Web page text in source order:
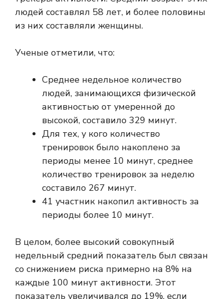
людей составлял 58 лет, и более половины
из них составляли женщины.
Ученые отметили, что:
Среднее недельное количество
людей, занимающихся физической
активностью от умеренной до
высокой, составило 329 минут.
Для тех, у кого количество
тренировок было накоплено за
периоды менее 10 минут, среднее
количество тренировок за неделю
составило 267 минут.
41 участник накопил активность за
периоды более 10 минут.
В целом, более высокий совокупный
недельный средний показатель был связан
со снижением риска примерно на 8% на
каждые 100 минут активности. Этот
показатель увеличивался до 19%, если